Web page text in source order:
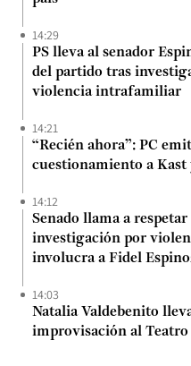
14:29
PS lleva al senador
del partido tras
violencia intrafamiliar
14:21
“Recién ahora”: PC
cuestionamiento a Kast
14:12
Senado llama a
investigación por
involucra a Fidel
14:03
Natalia Valdebenito
improvisación al Teatro